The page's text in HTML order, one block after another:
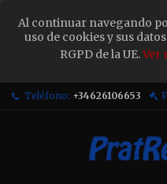
Al continuar navegando
uso de cookies y sus
RGPD de la UE.Ver
Teléfono: +34626106653
Sign in
You need to be logged
wish list.